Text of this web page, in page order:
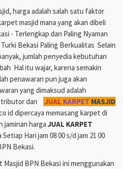
harga adalah salah satu faktor
masjid mana yang akan dibeli
- Terlengkap dan Paling Nyaman
Bekasi Paling Berkualitas Selain
jumlah penyedia kebutuhan
Hal itu wajar, karena semakin
penawaran pun juga akan
yang dimaksud adalah
dan
JUAL KARPET MASJID
id dipercaya memasang karpet di
jaminan harga JUAL KARPET
Setiap Hari jam 08 00 s/d jam 21 00
Bekasi.
BPN Bekasi ini menggunakan